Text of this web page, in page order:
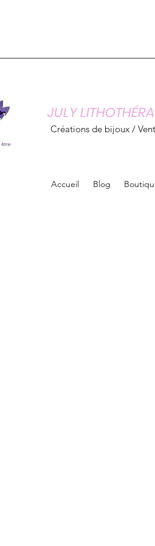
JULY
Créations de bijoux /
Accueil Blog